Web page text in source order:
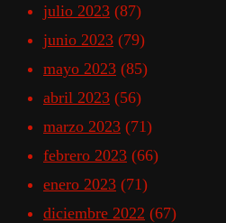
julio 2023 (87)
junio 2023 (79)
mayo 2023 (85)
abril 2023 (56)
marzo 2023 (71)
febrero 2023 (66)
enero 2023 (71)
diciembre 2022 (67)